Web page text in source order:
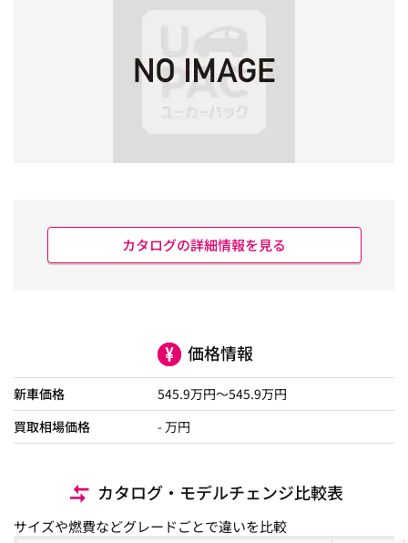
カタログの詳細情報を見る
価格情報
新車価格 545.9万円～545.9万円
買取相場価格
- 万円
カタログ・モデルチェンジ比較表
サイズや燃費などグレードごとで違いを比較